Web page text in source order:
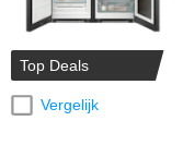
Top Deals
Vergelijk